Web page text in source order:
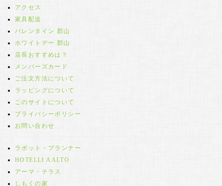
アクセス
家具配送
バレンタイン 郡山
ホワイトデー 郡山
店長おすすめは？
メンバーズカード
ご注文方法について
ラッピングについて
このサイトについて
プライバシーポリシー
お問い合わせ
ラボット・プランナー
HOTELLI AALTO
アーマ・テラス
しもくの家